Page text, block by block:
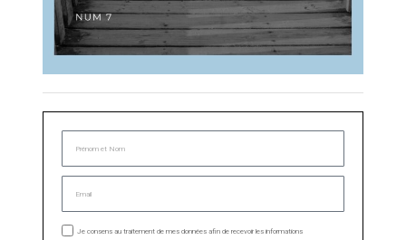
Je consens au traitement de mes données afin de recevoir les informations